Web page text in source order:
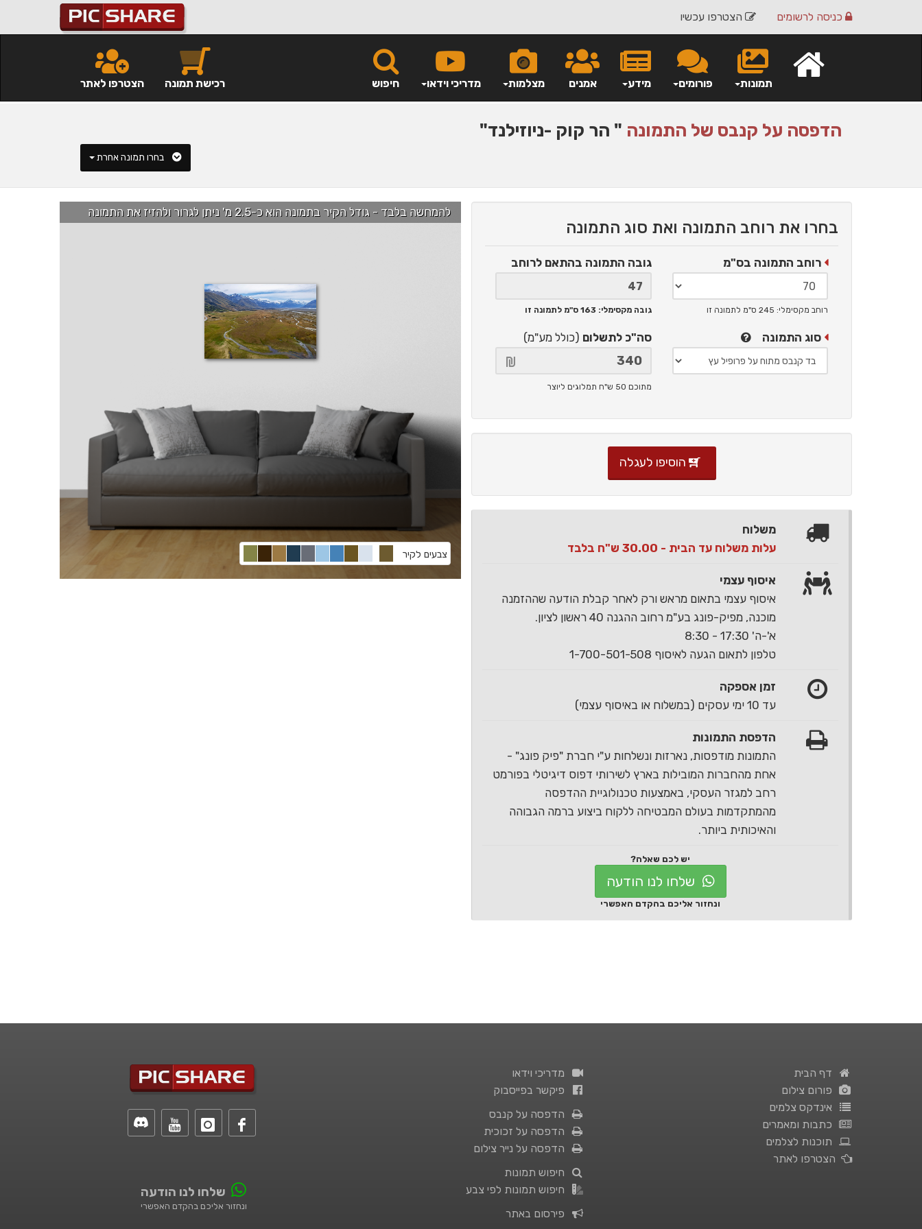
הצטרפו עכשיו כניסה לרשומים
חיפוש מדריכי וידאו מצלמות אמנים מידע פורומים תמונות הצטרפו לאתר רכישת תמונה
הדפסה על קנבס של התמונה " הר קוק -ניוזילנד"
להמחשה בלבד - גודל הקיר בתמונה הוא כ-2.5 מ' ניתן לגרור ולהזיז את התמונה
צבעים לקיר
בחרו את רוחב התמונה ואת סוג התמונה
רוחב התמונה בס"מ
רוחב מקסימלי: 245 ס"מ לתמונה זו
גובה התמונה בהתאם לרוחב
גובה מקסימלי: 163 ס"מ לתמונה זו
סוג התמונה סה"כ לתשלום (כולל מע"מ)
מתוכם 50 ש"ח תמלוגים ליוצר
הוסיפו לעגלה
משלוח
עלות משלוח עד הבית - 30.00 ש"ח בלבד
איסוף עצמי
איסוף עצמי בתאום מראש ורק לאחר קבלת הודעה שההזמנה
מוכנה, מפיק-פונג בע"מ רחוב ההגנה 40 ראשון לציון.
א'-ה' 17:30 - 8:30
טלפון לתאום הגעה לאיסוף 1-700-501-508
זמן אספקה
עד 10 ימי עסקים (במשלוח או באיסוף עצמי)
הדפסת התמונות
התמונות מודפסות, נארזות ונשלחות ע"י חברת "פיק פונג" -
אחת מהחברות המובילות בארץ לשירותי דפוס דיגיטלי בפורמט
רחב למגזר העסקי, באמצעות טכנולוגיית ההדפסה
מהמתקדמות בעולם המבטיחה ללקוח ביצוע ברמה הגבוהה
והאיכותית ביותר.
יש לכם שאלה?
שלחו לנו הודעה
ונחזור אליכם בהקדם האפשרי
שלחו לנו הודעה
ונחזור אליכם בהקדם האפשרי
מדריכי וידאו
פיקשר בפייסבוק
הדפסה על קנבס
הדפסה על זכוכית
הדפסה על נייר צילום
חיפוש תמונות
חיפוש תמונות לפי צבע
פירסום באתר
דף הבית
פורום צילום
אינדקס צלמים
כתבות ומאמרים
תוכנות לצלמים
הצטרפו לאתר